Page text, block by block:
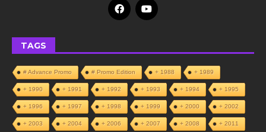
TAGS
# Advance Promo # Promo Edition + 1988 + 1989
+ 1990 + 1991 + 1992 + 1993 + 1994 + 1995
+ 1996 + 1997 + 1998 + 1999 + 2000 + 2002
+ 2003 + 2004 + 2006 + 2007 + 2008 + 2011